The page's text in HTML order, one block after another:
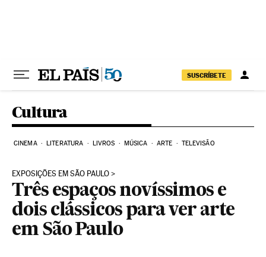
SUSCRÍBETE
Cultura
CINEMA LITERATURA LIVROS MÚSICA ARTE TELEVISÃO
EXPOSIÇÕES EM SÃO PAULO
Três espaços novíssimos e
dois clássicos para ver arte
em São Paulo